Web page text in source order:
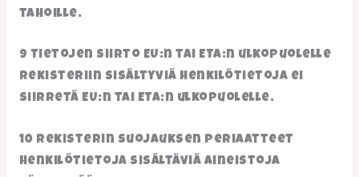
tahoille.
9 Tietojen siirto EU:n tai ETA:n ulkopuolelle
Rekisteriin sisältyviä henkilötietoja ei
siirretä EU:n tai ETA:n ulkopuolelle.
10 Rekisterin suojauksen periaatteet
Henkilötietoja sisältäviä aineistoja